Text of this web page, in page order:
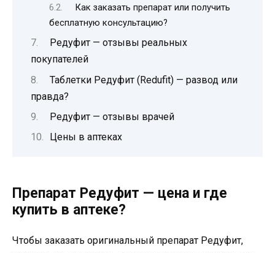
Как заказать препарат или получить
бесплатную консультацию?
Редуфит — отзывы реальных
покупателей
Таблетки Редуфит (Redufit) — развод или
правда?
Редуфит — отзывы врачей
Цены в аптеках
Препарат Редуфит — цена и где
купить в аптеке?
Чтобы заказать оригинальный препарат Редуфит,